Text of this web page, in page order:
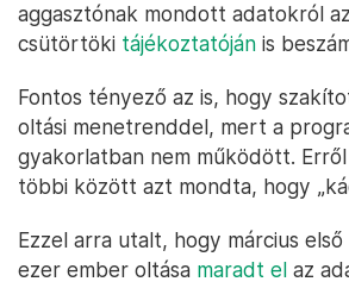
aggasztónak mondott adatokról
csütörtöki tájékoztatóján is
Fontos tényező az is, hogy
oltási menetrenddel, mert a
gyakorlatban nem működött. Erről
többi között azt mondta, hogy
Ezzel arra utalt, hogy március
ezer ember oltása maradt el az